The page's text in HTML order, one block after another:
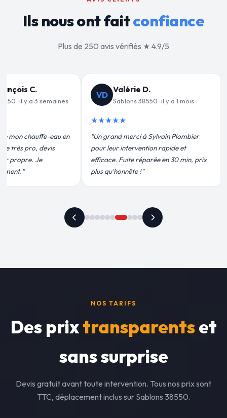
Ils nous ont faitconfiance
Plus de 250 avis vérifiés ★ 4.9/5
il y a 1 mois
Plombier
rapide et
en 30 min, prix
ML
Mickaël L.
Sablons 38550 · il y a 2 semaines
★★★★★
"Très satisfait du dépannage de ma
chasse d'eau. Technicien ponctuel,
sympathique et compétent. Je les garde
en contact."
NOS TARIFS
Des prixtransparentset
sans surprise
Devis gratuit avant toute intervention. Tous nos prix sont
TTC, déplacement inclus sur Sablons 38550.